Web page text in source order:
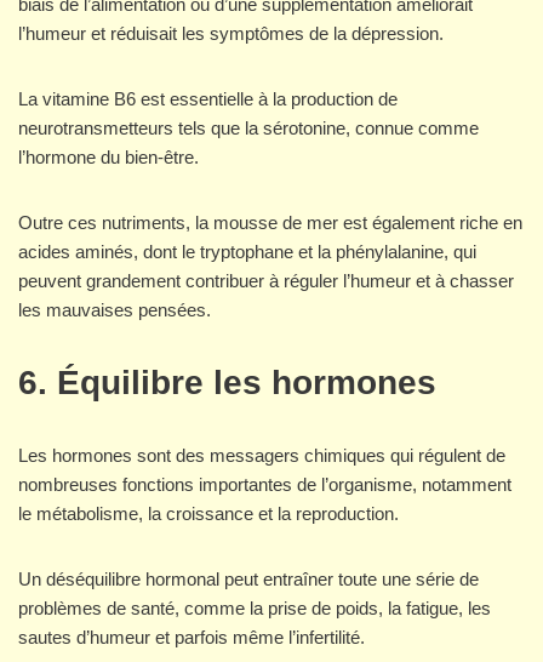
biais de l’alimentation ou d’une supplémentation améliorait
l’humeur et réduisait les symptômes de la dépression.
La vitamine B6 est essentielle à la production de
neurotransmetteurs tels que la sérotonine, connue comme
l’hormone du bien-être.
Outre ces nutriments, la mousse de mer est également riche en
acides aminés, dont le tryptophane et la phénylalanine, qui
peuvent grandement contribuer à réguler l’humeur et à chasser
les mauvaises pensées.
6. Équilibre les hormones
Les hormones sont des messagers chimiques qui régulent de
nombreuses fonctions importantes de l’organisme, notamment
le métabolisme, la croissance et la reproduction.
Un déséquilibre hormonal peut entraîner toute une série de
problèmes de santé, comme la prise de poids, la fatigue, les
sautes d’humeur et parfois même l’infertilité.